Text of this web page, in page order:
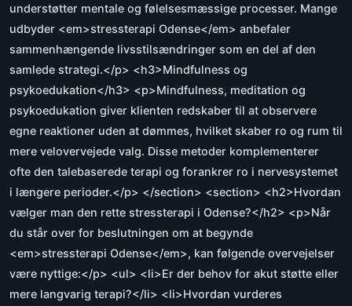
understøtter mentale og følelsesmæssige processer. Mange
udbyder <em>stressterapi Odense</em> anbefaler
sammenhængende livsstilsændringer som en del af den
samlede strategi.</p> <h3>Mindfulness og
psykoedukation</h3> <p>Mindfulness, meditation og
psykoedukation giver klienten redskaber til at observere
egne reaktioner uden at dømmes, hvilket skaber ro og rum til
mere velovervejede valg. Disse metoder komplementerer
ofte den talebaserede terapi og forankrer ro i nervesystemet
i længere perioder.</p> </section> <section> <h2>Hvordan
vælger man den rette stressterapi i Odense?</h2> <p>Når
du står over for beslutningen om at begynde
<em>stressterapi Odense</em>, kan følgende overvejelser
være nyttige:</p> <ul> <li>Er der behov for akut støtte eller
mere langvarig terapi?</li> <li>Hvordan vurderes